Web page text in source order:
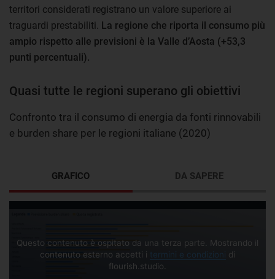
territori considerati registrano un valore superiore ai
traguardi prestabiliti. La regione che riporta il consumo più
ampio rispetto alle previsioni è la Valle d’Aosta (+53,3
punti percentuali).
Quasi tutte le regioni superano gli obiettivi
Confronto tra il consumo di energia da fonti rinnovabili
e burden share per le regioni italiane (2020)
GRAFICO
Questo contenuto è ospitato da una terza parte. Mostrando il
contenuto esterno accetti i termini e condizioni di
flourish.studio.
DA SAPERE